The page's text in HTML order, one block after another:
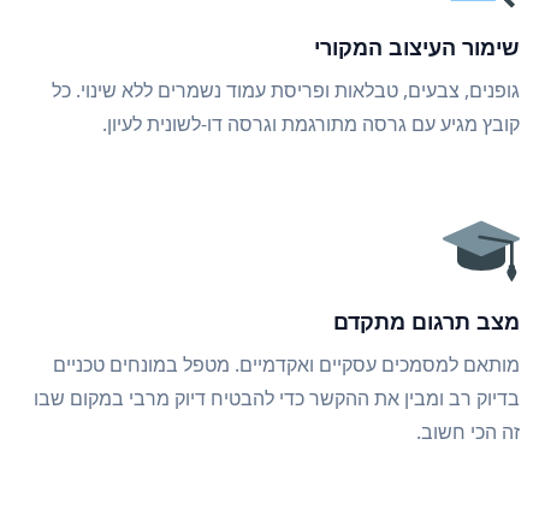
שימור העיצוב המקורי
גופנים, צבעים, טבלאות ופריסת עמוד נשמרים ללא שינוי. כל
קובץ מגיע עם גרסה מתורגמת וגרסה דו-לשונית לעיון.
מצב תרגום מתקדם
מותאם למסמכים עסקיים ואקדמיים. מטפל במונחים טכניים
בדיוק רב ומבין את ההקשר כדי להבטיח דיוק מרבי במקום שבו
זה הכי חשוב.